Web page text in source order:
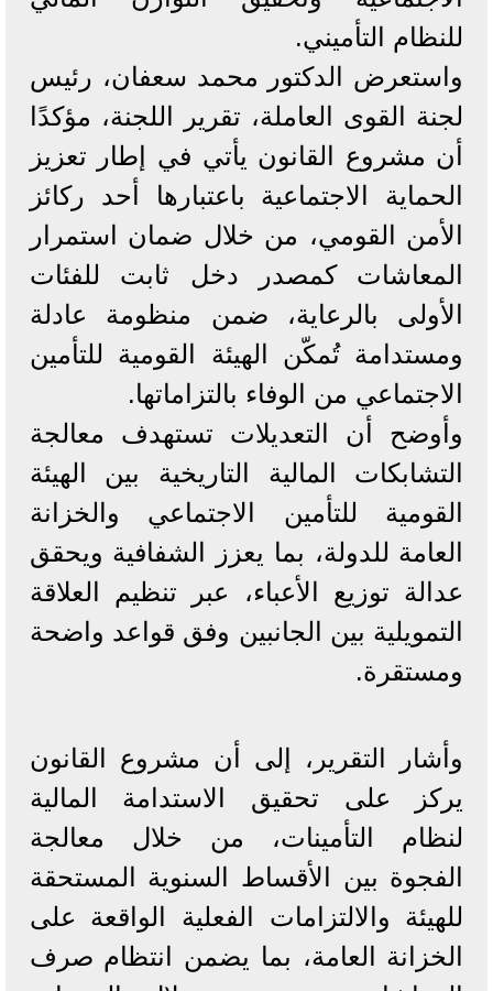
للنظام التأميني.
واستعرض الدكتور محمد سعفان، رئيس
لجنة القوى العاملة، تقرير اللجنة، مؤكدًا
أن مشروع القانون يأتي في إطار تعزيز
الحماية الاجتماعية باعتبارها أحد ركائز
الأمن القومي، من خلال ضمان استمرار
المعاشات كمصدر دخل ثابت للفئات
الأولى بالرعاية، ضمن منظومة عادلة
ومستدامة تُمكّن الهيئة القومية للتأمين
الاجتماعي من الوفاء بالتزاماتها.
وأوضح أن التعديلات تستهدف معالجة
التشابكات المالية التاريخية بين الهيئة
القومية للتأمين الاجتماعي والخزانة
العامة للدولة، بما يعزز الشفافية ويحقق
عدالة توزيع الأعباء، عبر تنظيم العلاقة
التمويلية بين الجانبين وفق قواعد واضحة
ومستقرة.
وأشار التقرير، إلى أن مشروع القانون
يركز على تحقيق الاستدامة المالية
لنظام التأمينات، من خلال معالجة
الفجوة بين الأقساط السنوية المستحقة
للهيئة والالتزامات الفعلية الواقعة على
الخزانة العامة، بما يضمن انتظام صرف